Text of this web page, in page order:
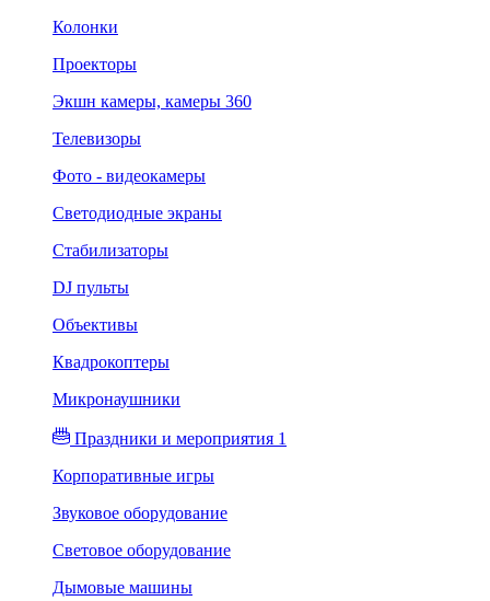
Колонки
Проекторы
Экшн камеры, камеры 360
Телевизоры
Фото - видеокамеры
Светодиодные экраны
Стабилизаторы
DJ пульты
Объективы
Квадрокоптеры
Микронаушники
Праздники и мероприятия 1
Корпоративные игры
Звуковое оборудование
Световое оборудование
Дымовые машины